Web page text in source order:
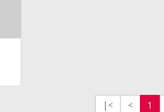
|< < 1